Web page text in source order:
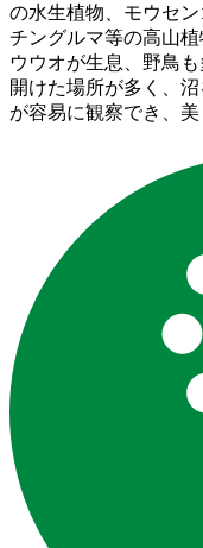
の水生植物、モウセ
チングルマ等の高山
ウウオが生息、野鳥
開けた場所が多く、
が容易に観察でき、